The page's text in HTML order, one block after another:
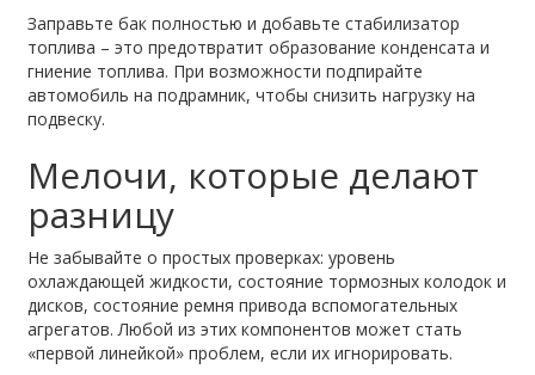
Заправьте бак полностью и добавьте стабилизатор
топлива – это предотвратит образование конденсата и
гниение топлива. При возможности подпирайте
автомобиль на подрамник, чтобы снизить нагрузку на
подвеску.
Мелочи, которые делают
разницу
Не забывайте о простых проверках: уровень
охлаждающей жидкости, состояние тормозных колодок и
дисков, состояние ремня привода вспомогательных
агрегатов. Любой из этих компонентов может стать
«первой линейкой» проблем, если их игнорировать.